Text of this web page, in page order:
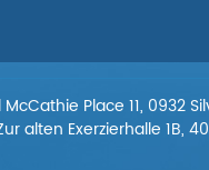
McCathie Place 11,
alten Exerzierhalle 1B,